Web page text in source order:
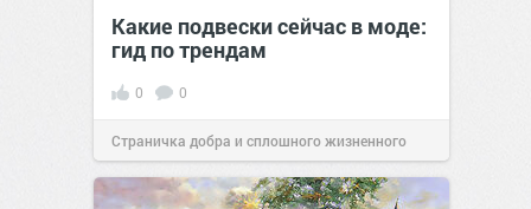
Какие подвески сейчас в моде:
гид по трендам
0 0
Страничка добра и сплошного жизненного
позитива!09:00Сегодня